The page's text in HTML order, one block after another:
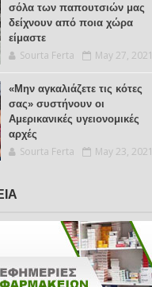
σόλα των παπουτσιών μας
δείχνουν από ποια χώρα
είμαστε
Sourta Ferta May 27, 2021
«Μην αγκαλιάζετε τις κότες
σας» συστήνουν οι
Αμερικανικές υγειονομικές
αρχές
Sourta Ferta May 23, 2021